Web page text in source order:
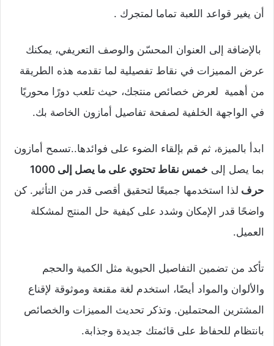
أن يغير قواعد اللعبة تماما لمتجرك .
بالإضافة إلى العنوان المحسّن والوصف التعريفي، يمكنك
عرض المميزات في نقاط تفصيلية لما تقدمه هذه الطريقة
من أهمية لعرض خصائص منتجك، حيث تلعب دورًا محوريًا
في الواجهة الخلفية لصفحة تفاصيل أمازون الخاصة بك.
ابدأ بالميزة، ثم قم بإلقاء الضوء على فوائدها..تسمح أمازون
بما يصل إلى
خمس نقاط تحتوي على ما يصل إلى 1000
حرف لذا استخدمها جميعًا لتحقيق أقصى قدر من التأثير. كن
واضحًا قدر الإمكان وشدد على كيفية حل المنتج لمشكلة
العميل.
تأكد من تضمين التفاصيل الحيوية مثل الكمية والحجم
والألوان والمواد أيضًا، استخدم لغة مقنعة وموثوقة لإقناع
المشترين المحتملين. وتذكر تحديث المميزات والخصائص
بانتظام للحفاظ على قائمتك جديدة وجذابة.